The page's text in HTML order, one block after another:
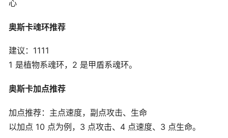
心
奥斯卡魂环推荐
建议：1111
1 是植物系魂环，2 是甲盾系魂环。
奥斯卡加点推荐
加点推荐：主点速度，副点攻击、生命
以加点 10 点为例，3 点攻击、4 点速度、3 点生命。